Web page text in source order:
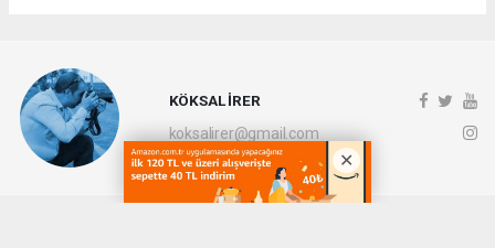
KÖKSAL İRER
koksalirer@gmail.com